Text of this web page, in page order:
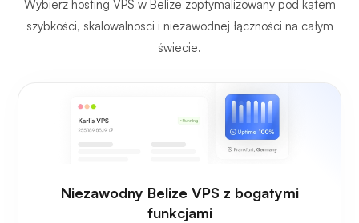
Wybierz hosting VPS w Belize zoptymalizowany pod kątem
szybkości, skalowalności i niezawodnej łączności na całym
świecie.
Niezawodny Belize VPS z bogatymi
funkcjami